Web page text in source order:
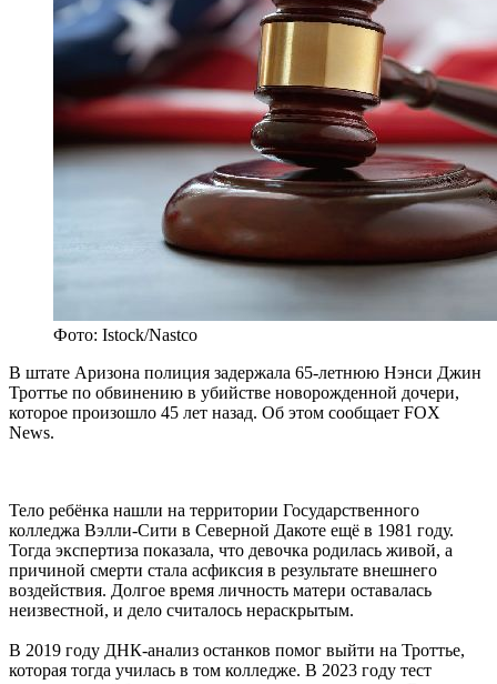
Фото: Istock/Nastco
В штате Аризона полиция задержала 65-летнюю Нэнси Джин
Троттье по обвинению в убийстве новорожденной дочери,
которое произошло 45 лет назад. Об этом сообщает FOX
News.
Тело ребёнка нашли на территории Государственного
колледжа Вэлли-Сити в Северной Дакоте ещё в 1981 году.
Тогда экспертиза показала, что девочка родилась живой, а
причиной смерти стала асфиксия в результате внешнего
воздействия. Долгое время личность матери оставалась
неизвестной, и дело считалось нераскрытым.
В 2019 году ДНК-анализ останков помог выйти на Троттье,
которая тогда училась в том колледже. В 2023 году тест